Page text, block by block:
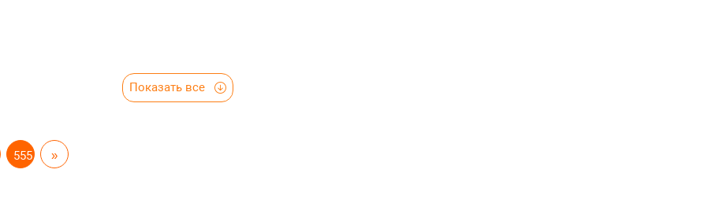
Показать все
555 »